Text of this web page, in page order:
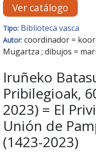
Ver catálogo
Tipo: Biblioteca vasca
Autor: coordinador =
Mugartza ; dibujos =
Iruñeko
Pribilegioak,
2023) = El
Unión de
(1423-2023)